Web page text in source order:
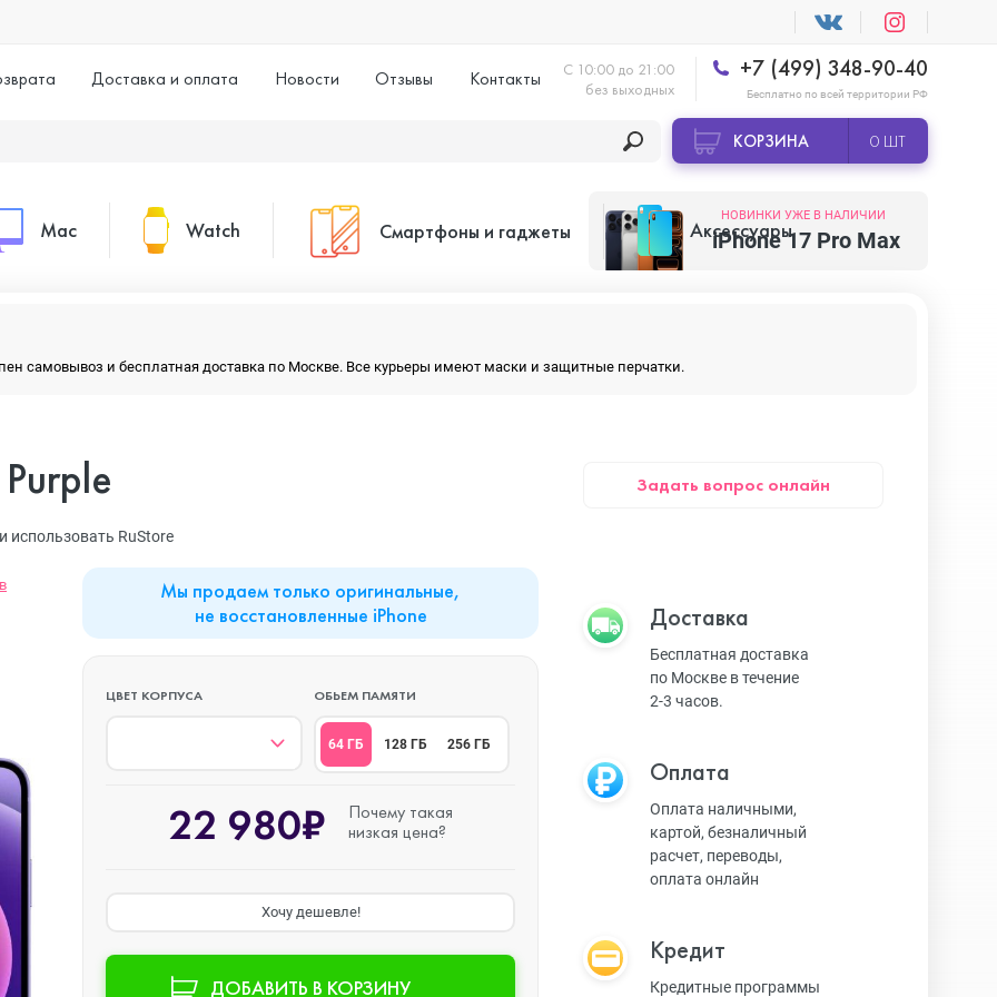
Доставка и оплата Новости Отзывы Контакты
С 10:00 до 21:00
без выходных
+7 (499) 348-90-40
Бесплатно по всей территории РФ
КОРЗИНА 0 ШТ
Mac
MacBook Neo
Mac Studio
Аксессуары
Watch
Watch Series 8
Watch Series 6
Смартфоны и гаджеты
Наушники
Аксессуары
Apple TV
Magic Keyboard
ЗУ и кабели
Игровые консоли
Ремешки для AW
НОВИНКИ УЖЕ В НАЛИЧИИ
iPhone 17 Pro Max
самовывоз и бесплатная доставка по Москве. Все курьеры имеют маски и защитные перчатки.
использовать RuStore
Мы продаем только оригинальные,
не восстановленные iPhone
ЦВЕТ КОРПУСА ОБЬЕМ ПАМЯТИ
64 ГБ 128 ГБ 256 ГБ
22 980₽
Почему такая
низкая цена?
Хочу дешевле!
ДОБАВИТЬ В КОРЗИНУ
Задать вопрос онлайн
Доставка
Бесплатная доставка
по Москве в течение
2-3 часов.
Оплата
Оплата наличными,
картой, безналичный
расчет, переводы,
оплата онлайн
Кредит
Кредитные программы